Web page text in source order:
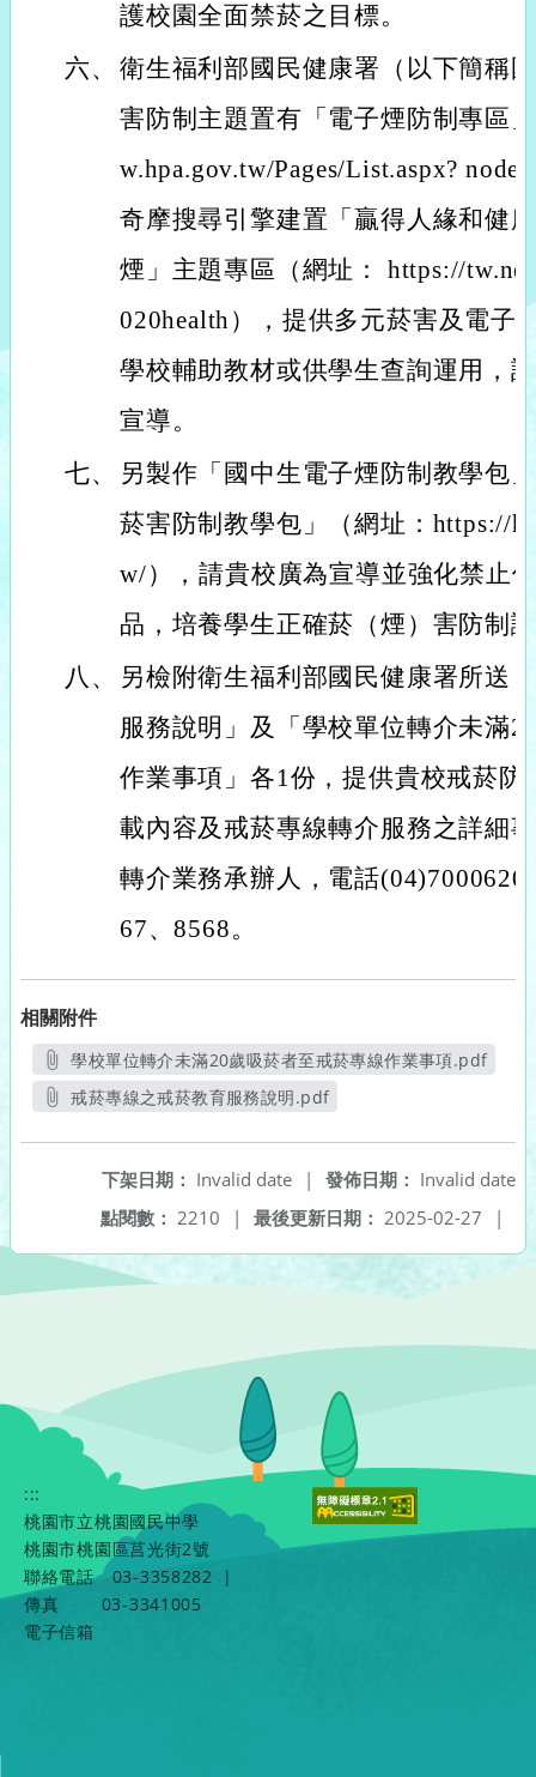
護校園全面禁菸之目標。
六、 衛生福利部國民健康署（以下簡稱
害防制主題置有「電子煙防制專區
w.hpa.gov.tw/Pages/List.aspx?
奇摩搜尋引擎建置「贏得人緣和健
煙」主題專區（網址： https://
020health），提供多元菸害及電子
學校輔助教材或供學生查詢運用，
宣導。
七、
另製作「國中生電子煙防制教學包
菸害防制教學包」（網址：https://
w/），請貴校廣為宣導並強化禁止
品，培養學生正確菸（煙）害防制
八、
另檢附衛生福利部國民健康署所送
服務說明」及「學校單位轉介未滿
作業事項」各1份，提供貴校戒菸防
載內容及戒菸專線轉介服務之詳細
轉介業務承辦人，電話
67、8568。
相關附件
學校單位轉介未滿20歲吸菸者至戒菸專線作業事項.pdf
另開新視窗
戒菸專線之戒菸教育服務說明.pdf
發佈日期： Invalid date
下架日期： Invalid date
|
最後更新日期： 2025-02-27 |
點閱數： 2210 |
:::
桃園市立桃園國民中學
桃園市桃園區莒光街2號
聯絡電話
03-3358282
|
傳真
03-3341005
電子信箱